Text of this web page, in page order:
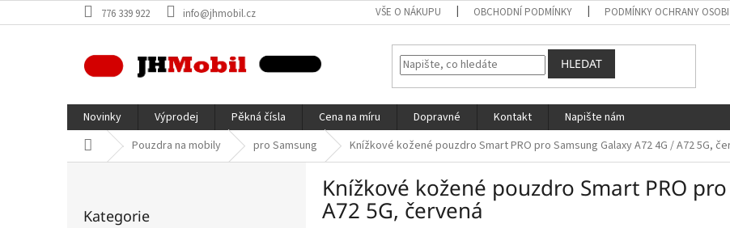
na
776 339 922 info@jhmobil.cz VŠE O NÁKUPU OBCHODNÍ PODMÍNKY PODMÍNKY OCHRANY
HLEDAT
Novinky Výprodej Pěkná čísla Cena na míru Dopravné Kontakt
Napište nám
Domů Pouzdra na mobily pro Samsung Knížkové kožené pouzdro Smart PRO pro Samsung Galaxy A72 4G / A72 5G,
kategorie
Kategorie
Knížkové kožené pouzdro Smart PRO
A72 5G, červená